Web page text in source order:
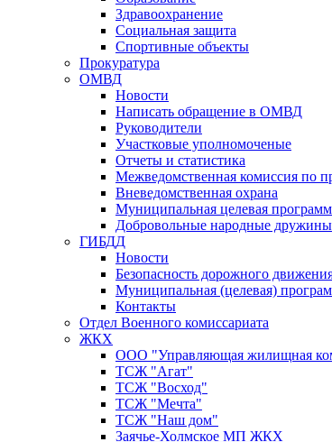
Здравоохранение
Социальная защита
Спортивные объекты
Прокуратура
ОМВД
Новости
Написать обращение в ОМВД
Руководители
Участковые уполномоченые
Отчеты и статистика
Межведомственная комиссия по
Вневедомственная охрана
Муниципальная целевая
Добровольные народные дружины
ГИБДД
Новости
Безопасность дорожного
Муниципальная (целевая)
Контакты
Отдел Военного комиссариата
ЖКХ
ООО "Управляющая жилищная
ТСЖ "Агат"
ТСЖ "Восход"
ТСЖ "Мечта"
ТСЖ "Наш дом"
Заячье-Холмское МП ЖКХ